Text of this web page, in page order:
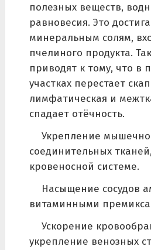
полезных веществ,
равновесия. Это
минеральным солям,
пчелиного продукта.
приводят к тому, что в
участках перестает
лимфатическая и
спадает отёчность.
Укрепление
соединительных
кровеносной системе.
Насыщение сосудов
витаминными
Ускорение
укрепление венозных